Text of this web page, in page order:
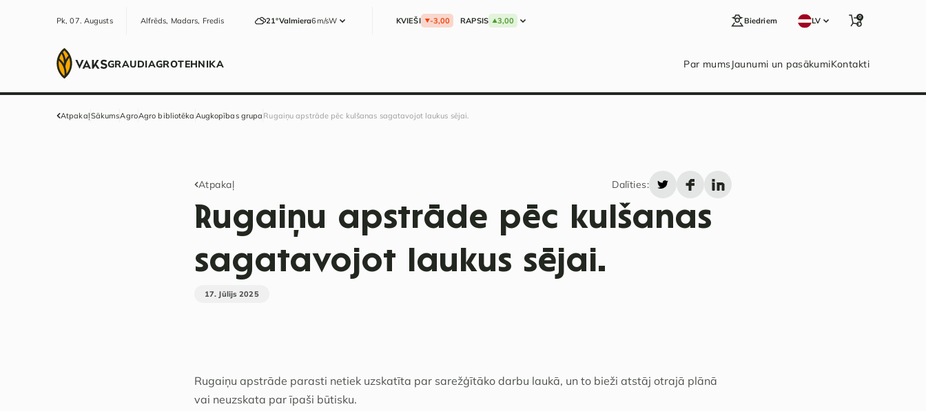
Pk, 07. Augusts Alfrēds, Madars, Fredis 21°Valmiera6m/sW KVIEŠI -3,00 RAPSIS 3,00 Biedriem LV 0
GRAUDIAGROTEHNIKA Par mumsJaunumi un pasākumiKontakti
AtpakaļSākumsAgroAgro bibliotēka Augkopības grupa Rugaiņu apstrāde pēc kulšanas sagatavojot laukus sējai.
Atpakaļ Dalīties:
Rugaiņu apstrāde pēc kulšanas
sagatavojot laukus sējai.
17. Jūlijs 2025
Rugaiņu apstrāde parasti netiek uzskatīta par sarežģītāko darbu laukā, un to bieži atstāj otrajā plānā
vai neuzskata par īpaši būtisku.